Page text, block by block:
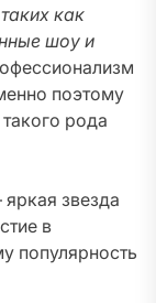
как
шоу и
поэтому
рода
звезда
в
популярность